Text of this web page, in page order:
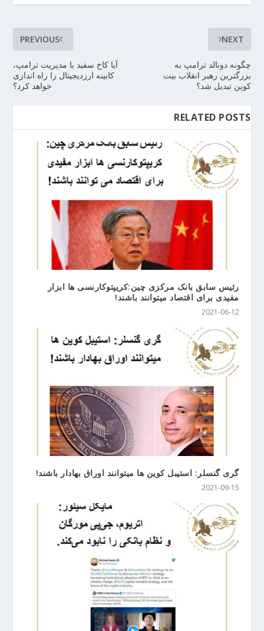
PREVIOUS
آیا کاخ سفید با مدیریت ترامپ،
کابینه ارزدیجیتال را راه اندازی
خواهد کرد؟
NEXT
چگونه دونالد ترامپ به
بزرگترین رهبر انقلاب بیت
کوین تبدیل شد؟
RELATED POSTS
رئیس سابق بانک مرکزی چین:کریپتوکارنسی ها ابزار
مفیدی برای اقتصاد میتوانند باشند!
2021-06-12
گری گنسلر: استیبل کوین ها میتوانند اوراق بهادار باشند!
2021-09-15